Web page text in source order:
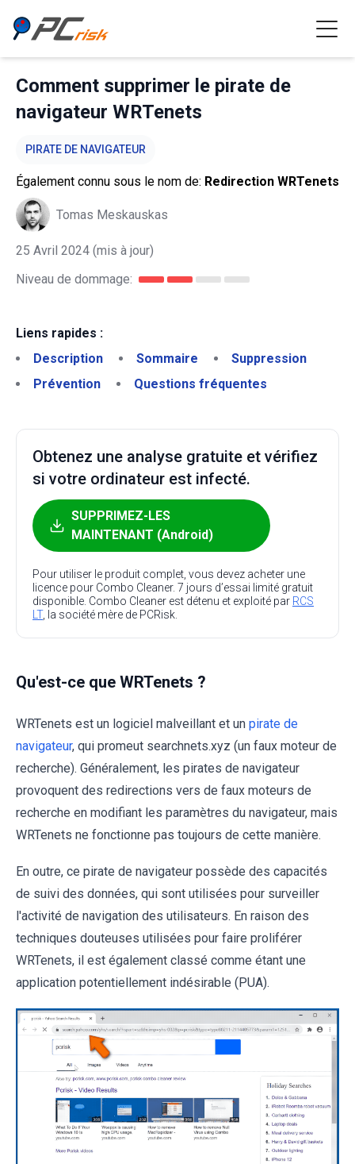
Comment supprimer le pirate de
navigateur WRTenets
PIRATE DE NAVIGATEUR
Également connu sous le nom de: Redirection WRTenets
Tomas Meskauskas
25 Avril 2024 (mis à jour)
Niveau de dommage:
Liens rapides :
Description
Sommaire
Suppression
Prévention
Questions fréquentes
Obtenez une analyse gratuite et vérifiez
si votre ordinateur est infecté.
SUPPRIMEZ-LES
MAINTENANT (Android)
Pour utiliser le produit complet, vous devez acheter une
licence pour Combo Cleaner. 7 jours d’essai limité gratuit
disponible. Combo Cleaner est détenu et exploité par RCS
LT, la société mère de PCRisk.
Qu'est-ce que WRTenets ?
WRTenets est un logiciel malveillant et un pirate de
navigateur, qui promeut searchnets.xyz (un faux moteur de
recherche). Généralement, les pirates de navigateur
provoquent des redirections vers de faux moteurs de
recherche en modifiant les paramètres du navigateur, mais
WRTenets ne fonctionne pas toujours de cette manière.
En outre, ce pirate de navigateur possède des capacités
de suivi des données, qui sont utilisées pour surveiller
l'activité de navigation des utilisateurs. En raison des
techniques douteuses utilisées pour faire proliférer
WRTenets, il est également classé comme étant une
application potentiellement indésirable (PUA).